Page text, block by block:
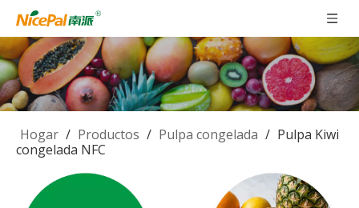
Hogar / Productos / Pulpa congelada / Pulpa Kiwi
congelada NFC